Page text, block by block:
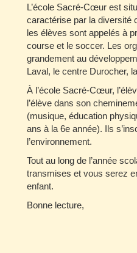
L’école Sacré-Cœur est
caractérise par la diversité
les élèves sont appelés à
course et le soccer. Les
grandement au
Laval, le centre Durocher,
À l’école Sacré-Cœur,
l’élève dans son
(musique, éducation
ans à la 6e année). Ils
l’environnement.
Tout au long de l’année
transmises et vous serez
enfant.
Bonne lecture,